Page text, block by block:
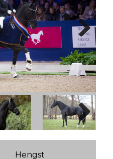
Next
Hengst